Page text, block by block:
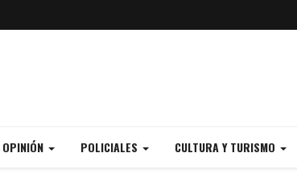
POLICIALES CULTURA Y TURISMO